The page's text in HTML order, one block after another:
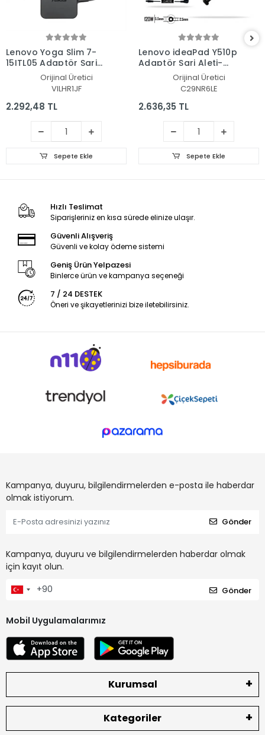
Lenovo Yoga Slim 7-
15ITL05 Adaptör Şarj
Aleti-CihazıOrijinal Üretici
VILHR1JF
2.292,48 TL
Sepete Ekle
Lenovo ideaPad Y510p
Adaptör Şarj Aleti-
Orijinal Üretici
C29NR6LE
2.636,35 TL
Sepete Ekle
Hızlı Teslimat
Siparişleriniz en kısa sürede elinize ulaşır.
Güvenli Alışveriş
Güvenli ve kolay ödeme sistemi
Geniş Ürün Yelpazesi
Binlerce ürün ve kampanya seçeneği
7 / 24 DESTEK
Öneri ve şikayetlerinizi bize iletebilirsiniz.
Kampanya, duyuru, bilgilendirmelerden e-posta ile haberdar
olmak istiyorum.
Gönder
Kampanya, duyuru ve bilgilendirmelerden haberdar olmak
için kayıt olun.
Gönder
Mobil Uygulamalarımız
Kurumsal
Kategoriler